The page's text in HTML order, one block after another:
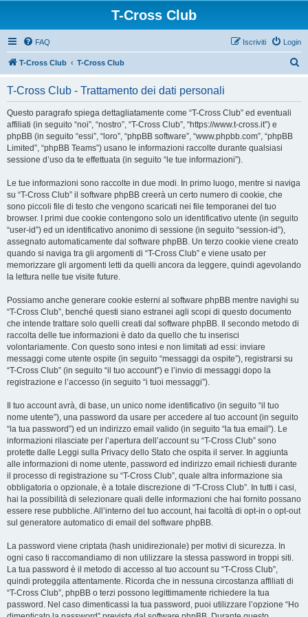
T-Cross Club
FAQ Login
Iscriviti
T-Cross Club T-Cross Club
T-Cross Club - Trattamento dei dati personali
Questo paragrafo spiega dettagliatamente come “T-Cross Club” ed eventuali
affiliati (in seguito “noi”, “nostro”, “T-Cross Club”, “https://www.t-cross.it”) e
phpBB (in seguito “essi”, “loro”, “phpBB software”, “www.phpbb.com”, “phpBB
Limited”, “phpBB Teams”) usano le informazioni raccolte durante qualsiasi
sessione d’uso da te effettuata (in seguito “le tue informazioni”).
Le tue informazioni sono raccolte in due modi. In primo luogo, mentre si naviga
su “T-Cross Club” il software phpBB creerà un certo numero di cookie, che
sono piccoli file di testo che vengono scaricati nei file temporanei del tuo
browser. I primi due cookie contengono solo un identificativo utente (in seguito
“user-id”) ed un identificativo anonimo di sessione (in seguito “session-id”),
assegnato automaticamente dal software phpBB. Un terzo cookie viene creato
quando si naviga tra gli argomenti di “T-Cross Club” e viene usato per
memorizzare gli argomenti letti da quelli ancora da leggere, quindi agevolando
la lettura nelle tue visite future.
Possiamo anche generare cookie esterni al software phpBB mentre navighi su
“T-Cross Club”, benché questi siano estranei agli scopi di questo documento
che intende trattare solo quelli creati dal software phpBB. Il secondo metodo di
raccolta delle tue informazioni è dato da quello che tu inserisci
volontariamente. Con questo sono intesi e non limitati ad essi: inviare
messaggi come utente ospite (in seguito “messaggi da ospite”), registrarsi su
“T-Cross Club” (in seguito “il tuo account”) e l’invio di messaggi dopo la
registrazione e l’accesso (in seguito “i tuoi messaggi”).
Il tuo account avrà, di base, un unico nome identificativo (in seguito “il tuo
nome utente”), una password da usare per accedere al tuo account (in seguito
“la tua password”) ed un indirizzo email valido (in seguito “la tua email”). Le
informazioni rilasciate per l’apertura dell’account su “T-Cross Club” sono
protette dalle Leggi sulla Privacy dello Stato che ospita il server. In aggiunta
alle informazioni di nome utente, password ed indirizzo email richiesti durante
il processo di registrazione su “T-Cross Club”, quale altra informazione sia
obbligatoria o opzionale, è a totale discrezione di “T-Cross Club”. In tutti i casi,
hai la possibilità di selezionare quali delle informazioni che hai fornito possano
essere rese pubbliche. All’interno del tuo account, hai facoltà di opt-in o opt-out
sul generatore automatico di email del software phpBB.
La password viene criptata (hash unidirezionale) per motivi di sicurezza. In
ogni caso ti raccomandiamo di non utilizzare la stessa password in troppi siti.
La tua password è il metodo di accesso al tuo account su “T-Cross Club”,
quindi proteggila attentamente. Ricorda che in nessuna circostanza affiliati di
“T-Cross Club”, phpBB o terzi possono legittimamente richiedere la tua
password. Nel caso dimenticassi la tua password, puoi utilizzare l’opzione “Ho